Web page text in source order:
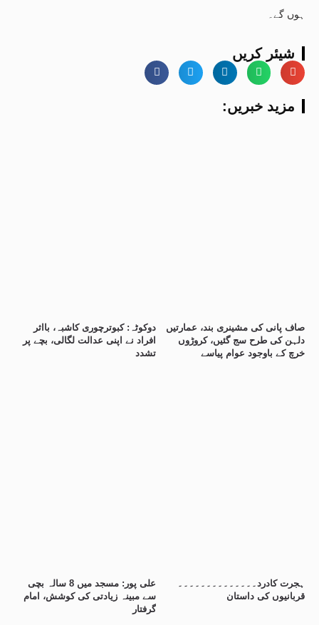
ہوں گے۔
شیئر کریں
:مزید خبریں
دوکوٹہ: کبوترچوری کاشبہ، بااثر
افراد نے اپنی عدالت لگالی، بچے پر
تشدد
صاف پانی کی مشینری بند، عمارتیں
دلہن کی طرح سج گئیں، کروڑوں
خرچ کے باوجود عوام پیاسے
علی پور: مسجد میں 8 سالہ بچی
سے مبینہ زیادتی کی کوشش، امام
گرفتار
ہجرت کادرد۔۔۔۔۔۔۔۔۔۔۔۔۔۔
قربانیوں کی داستان